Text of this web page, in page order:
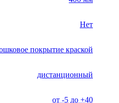
Нет
покрытие краской
дистанционный
от -5 до +40